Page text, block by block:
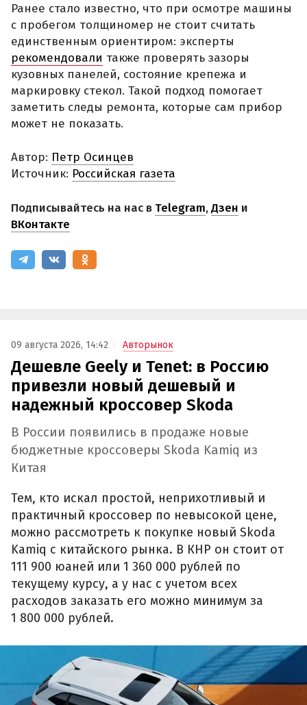
Ранее стало известно, что при осмотре машины
с пробегом толщиномер не стоит считать
единственным ориентиром: эксперты
рекомендовали также проверять зазоры
кузовных панелей, состояние крепежа и
маркировку стекол. Такой подход помогает
заметить следы ремонта, которые сам прибор
может не показать.
Автор: Петр Осинцев
Источник: Российская газета
Подписывайтесь на нас в Telegram,Дзен и
ВКонтакте
09 августа 2026, 14:42 Авторынок
Дешевле Geely и Tenet: в Россию
привезли новый дешевый и
надежный кроссовер Skoda
В России появились в продаже новые
бюджетные кроссоверы Skoda Kamiq из
Китая
Тем, кто искал простой, неприхотливый и
практичный кроссовер по невысокой цене,
можно рассмотреть к покупке новый Skoda
Kamiq с китайского рынка. В КНР он стоит от
111 900 юаней или 1 360 000 рублей по
текущему курсу, а у нас с учетом всех
расходов заказать его можно минимум за
1 800 000 рублей.